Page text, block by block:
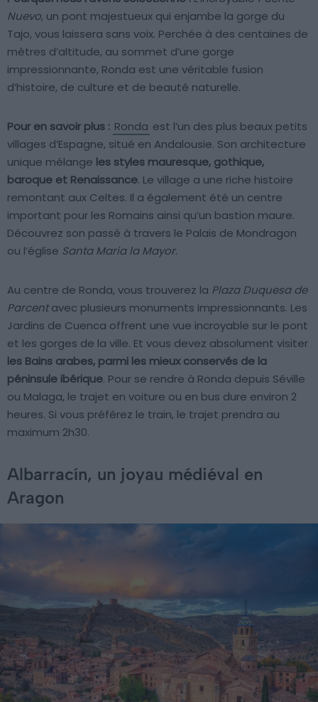
Nuevo, un pont majestueux qui enjambe la gorge du
Tajo, vous laissera sans voix. Perchée à des centaines de
mètres d’altitude, au sommet d’une gorge
impressionnante, Ronda est une véritable fusion
d’histoire, de culture et de beauté naturelle.
Pour en savoir plus : Ronda est l’un des plus beaux petits
villages d’Espagne, situé en Andalousie. Son architecture
unique mélange les styles mauresque, gothique,
baroque et Renaissance. Le village a une riche histoire
remontant aux Celtes. Il a également été un centre
important pour les Romains ainsi qu’un bastion maure.
Découvrez son passé à travers le Palais de Mondragon
ou l’église Santa Maria la Mayor.
Au centre de Ronda, vous trouverez la Plaza Duquesa de
Parcentavec plusieurs monuments impressionnants. Les
Jardins de Cuenca offrent une vue incroyable sur le pont
et les gorges de la ville. Et vous devez absolument visiter
les Bains arabes, parmi les mieux conservés de la
péninsule ibérique. Pour se rendre à Ronda depuis Séville
ou Malaga, le trajet en voiture ou en bus dure environ 2
heures. Si vous préférez le train, le trajet prendra au
maximum 2h30.
Albarracín, un joyau médiéval en
Aragon